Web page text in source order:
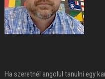
Ha szeretnél angolul tanulni egy